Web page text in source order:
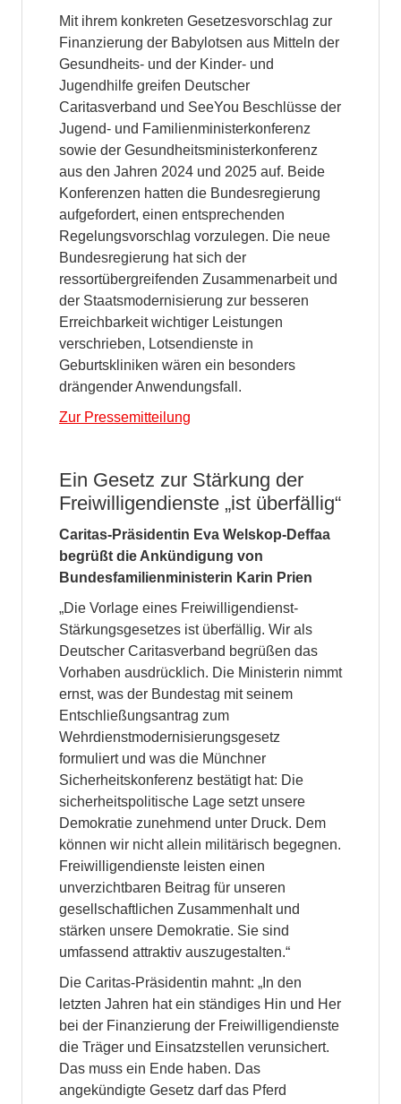
Mit ihrem konkreten Gesetzesvorschlag zur
Finanzierung der Babylotsen aus Mitteln der
Gesundheits- und der Kinder- und
Jugendhilfe greifen Deutscher
Caritasverband und SeeYou Beschlüsse der
Jugend- und Familienministerkonferenz
sowie der Gesundheitsministerkonferenz
aus den Jahren 2024 und 2025 auf. Beide
Konferenzen hatten die Bundesregierung
aufgefordert, einen entsprechenden
Regelungsvorschlag vorzulegen. Die neue
Bundesregierung hat sich der
ressortübergreifenden Zusammenarbeit und
der Staatsmodernisierung zur besseren
Erreichbarkeit wichtiger Leistungen
verschrieben, Lotsendienste in
Geburtskliniken wären ein besonders
drängender Anwendungsfall.
Zur Pressemitteilung
Ein Gesetz zur Stärkung der
Freiwilligendienste „ist überfällig“
Caritas-Präsidentin Eva Welskop-Deffaa
begrüßt die Ankündigung von
Bundesfamilienministerin Karin Prien
„Die Vorlage eines Freiwilligendienst-
Stärkungsgesetzes ist überfällig. Wir als
Deutscher Caritasverband begrüßen das
Vorhaben ausdrücklich. Die Ministerin nimmt
ernst, was der Bundestag mit seinem
Entschließungsantrag zum
Wehrdienstmodernisierungsgesetz
formuliert und was die Münchner
Sicherheitskonferenz bestätigt hat: Die
sicherheitspolitische Lage setzt unsere
Demokratie zunehmend unter Druck. Dem
können wir nicht allein militärisch begegnen.
Freiwilligendienste leisten einen
unverzichtbaren Beitrag für unseren
gesellschaftlichen Zusammenhalt und
stärken unsere Demokratie. Sie sind
umfassend attraktiv auszugestalten.“
Die Caritas-Präsidentin mahnt: „In den
letzten Jahren hat ein ständiges Hin und Her
bei der Finanzierung der Freiwilligendienste
die Träger und Einsatzstellen verunsichert.
Das muss ein Ende haben. Das
angekündigte Gesetz darf das Pferd